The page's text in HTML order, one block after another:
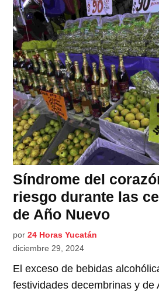
Síndrome del
riesgo durante las
de Año Nuevo
por 24 Horas Yucatán
diciembre 29, 2024
El exceso de bebidas
festividades decembrinas y de